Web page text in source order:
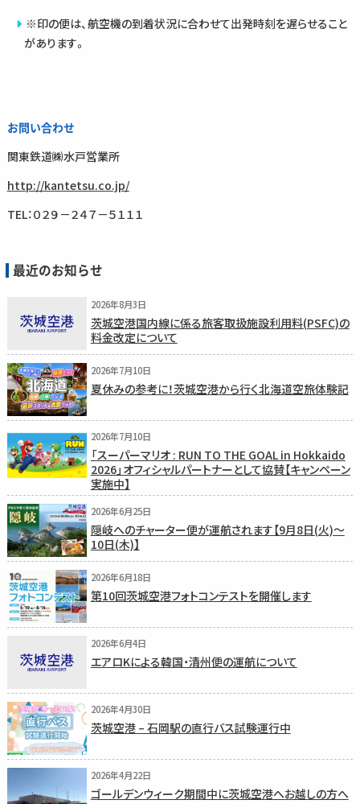
※印の便は、航空機の到着状況に合わせて出発時刻を遅らせること
があります。
お問い合わせ
関東鉄道㈱水戸営業所
http://kantetsu.co.jp/
TEL：０２９－２４７－５１１１
最近のお知らせ
2026年8月3日
茨城空港国内線に係る旅客取扱施設利用料(PSFC)の
料金改定について
2026年7月10日
夏休みの参考に！茨城空港から行く北海道空旅体験記
2026年7月10日
「スーパーマリオ : RUN TO THE GOAL in Hokkaido
2026」オフィシャルパートナーとして協賛【キャンペーン
実施中】
2026年6月25日
隠岐へのチャーター便が運航されます【9月8日(火)〜
10日(木)】
2026年6月18日
第10回茨城空港フォトコンテストを開催します
2026年6月4日
エアロKによる韓国・清州便の運航について
2026年4月30日
茨城空港 – 石岡駅の直行バス試験運行中
2026年4月22日
ゴールデンウィーク期間中に茨城空港へお越しの方へ